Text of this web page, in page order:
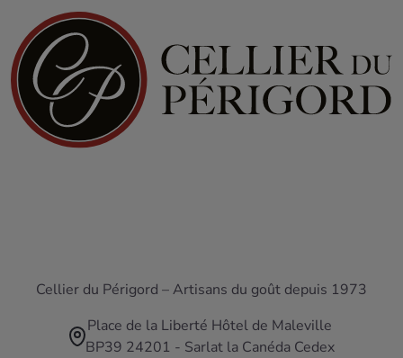
Cellier du Périgord – Artisans du goût depuis 1973
Place de la Liberté Hôtel de Maleville
BP39 24201 - Sarlat la Canéda Cedex